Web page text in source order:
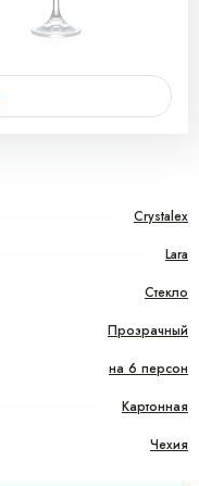
Crystalex
Lara
Стекло
Прозрачный
на 6 персон
Картонная
Чехия